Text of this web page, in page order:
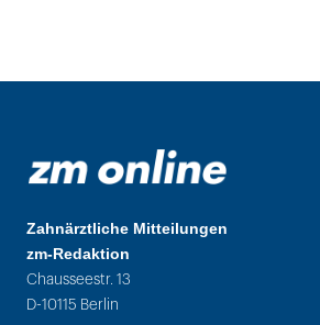
Zahnärztliche Mitteilungen
zm-Redaktion
Chausseestr. 13
D-10115 Berlin